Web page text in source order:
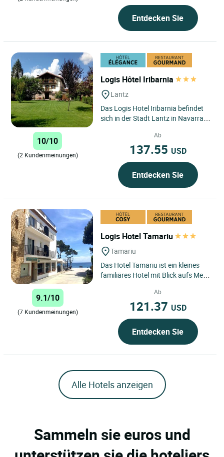
Entdecken Sie
Logis Hôtel Iribarnia
Lantz
Das Logis Hotel Iribarnia befindet
sich in der Stadt Lantz in Navarra,
langen Grenze zu Frankreich...
10/10
(2 Kundenmeinungen)
Ab
137.55 USD
Entdecken Sie
Logis Hotel Tamariu
Tamariu
Das Hotel Tamariu ist ein kleines
familiäres Hotel mit Blick aufs Meer
namensgleichen Bucht. Letztere...
9.1/10
(7 Kundenmeinungen)
Ab
121.37 USD
Entdecken Sie
Alle Hotels anzeigen
Sammeln sie euros und